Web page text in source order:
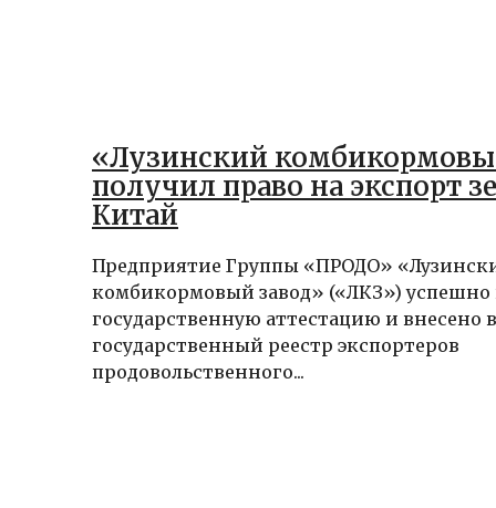
«Лузинский
получил право на экспорт
Китай
Предприятие Группы «ПРОДО»
комбикормовый завод» («ЛКЗ»)
государственную аттестацию и внесено в
государственный реестр экспортеров
продовольственного...